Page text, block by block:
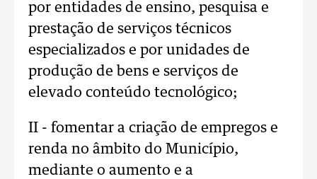
por entidades de ensino, pesquisa e
prestação de serviços técnicos
especializados e por unidades de
produção de bens e serviços de
elevado conteúdo tecnológico;
II - fomentar a criação de empregos e
renda no âmbito do Município,
mediante o aumento e a